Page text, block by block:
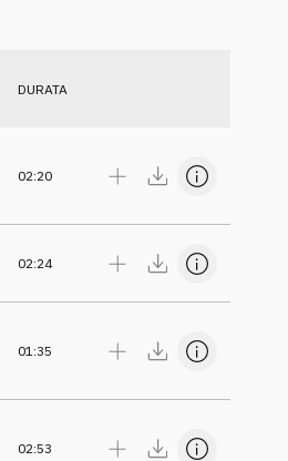
DURATA
02:20
02:24
01:35
02:53